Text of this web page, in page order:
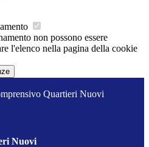
non possono essere
l'elenco nella pagina della cookie
Quartieri Nuovi
Nuovi